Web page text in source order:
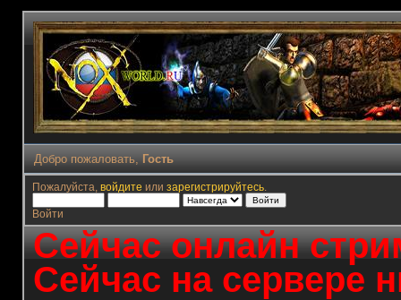
Добро пожаловать, Гость
Пожалуйста, войдите или зарегистрируйтесь.
Войти
Сейчас онлайн
Сейчас на сервере